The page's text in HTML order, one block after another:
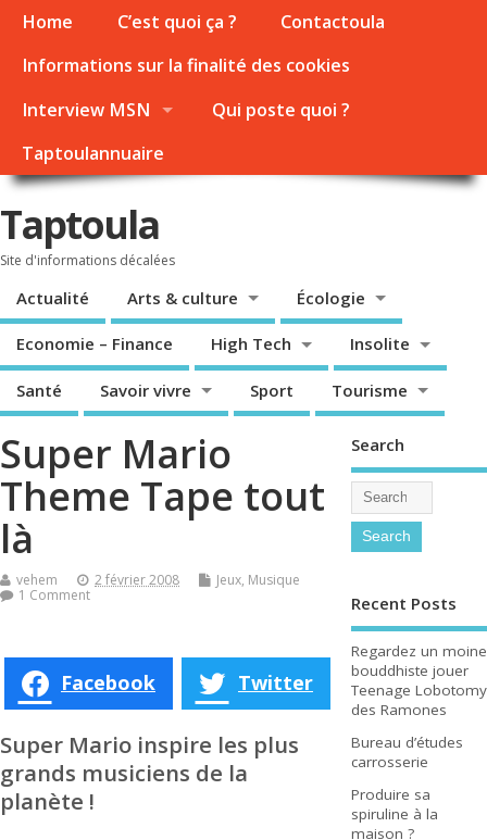
Home C’est quoi ça ?
Contactoula
Informations sur la finalité des cookies
Interview MSN
Qui poste quoi ?
Taptoulannuaire
Taptoula
Site d'informations décalées
Actualité Arts & culture Écologie
Economie – Finance High Tech Insolite
Santé Savoir vivre Sport Tourisme
Super Mario
Theme Tape tout
là
vehem 2 février 2008 Jeux, Musique
1 Comment
Facebook Twitter
Super Mario inspire les plus
grands musiciens de la
planète !
Search
Recent Posts
Regardez un moine
bouddhiste jouer
Teenage Lobotomy
des Ramones
Bureau d’études
carrosserie
Produire sa
spiruline à la
maison ?